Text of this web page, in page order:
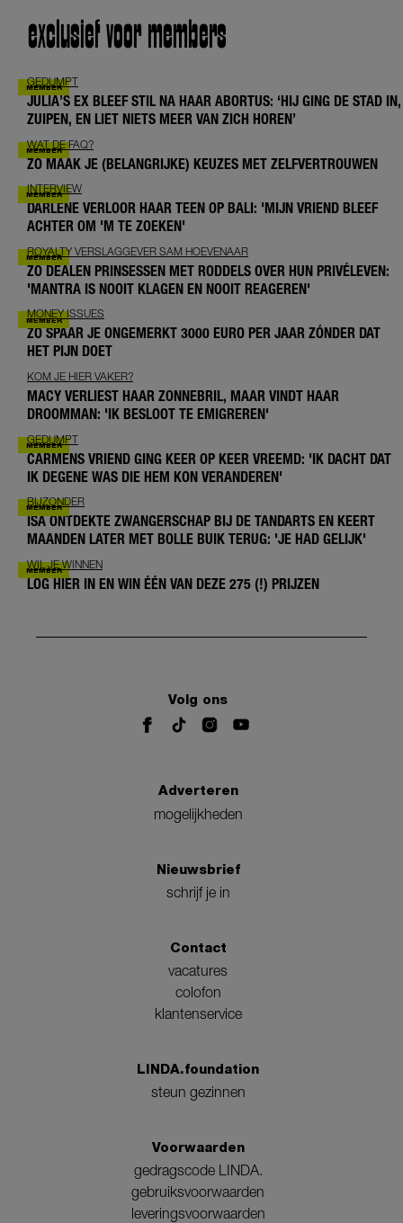
exclusief voor members
GEDUMPT
JULIA’S EX BLEEF STIL NA HAAR ABORTUS: ‘HIJ GING DE STAD IN,
ZUIPEN, EN LIET NIETS MEER VAN ZICH HOREN’
WAT DE FAQ?
ZO MAAK JE (BELANGRIJKE) KEUZES MET ZELFVERTROUWEN
INTERVIEW
DARLENE VERLOOR HAAR TEEN OP BALI: 'MIJN VRIEND BLEEF
ACHTER OM 'M TE ZOEKEN'
ROYALTY VERSLAGGEVER SAM HOEVENAAR
ZO DEALEN PRINSESSEN MET RODDELS OVER HUN PRIVÉLEVEN:
'MANTRA IS NOOIT KLAGEN EN NOOIT REAGEREN'
MONEY ISSUES
ZO SPAAR JE ONGEMERKT 3000 EURO PER JAAR ZÓNDER DAT
HET PIJN DOET
KOM JE HIER VAKER?
MACY VERLIEST HAAR ZONNEBRIL, MAAR VINDT HAAR
DROOMMAN: 'IK BESLOOT TE EMIGREREN'
GEDUMPT
CARMENS VRIEND GING KEER OP KEER VREEMD: 'IK DACHT DAT
IK DEGENE WAS DIE HEM KON VERANDEREN'
BIJZONDER
ISA ONTDEKTE ZWANGERSCHAP BIJ DE TANDARTS EN KEERT
MAANDEN LATER MET BOLLE BUIK TERUG: 'JE HAD GELIJK'
WIL JE WINNEN
LOG HIER IN EN WIN ÉÉN VAN DEZE 275 (!) PRIJZEN
Volg ons
Adverteren
mogelijkheden
Nieuwsbrief
schrijf je in
Contact
vacatures
colofon
klantenservice
LINDA.foundation
steun gezinnen
Voorwaarden
gedragscode LINDA.
gebruiksvoorwaarden
leveringsvoorwaarden